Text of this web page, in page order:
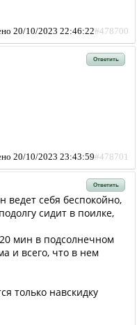
20/10/2023 22:46:22#478700
Ответить
20/10/2023 23:43:59#478701
Ответить
ведет себя беспокойно,
сидит в поилке,
мин в подсолнечном
и всего, что в нем
только навскидку